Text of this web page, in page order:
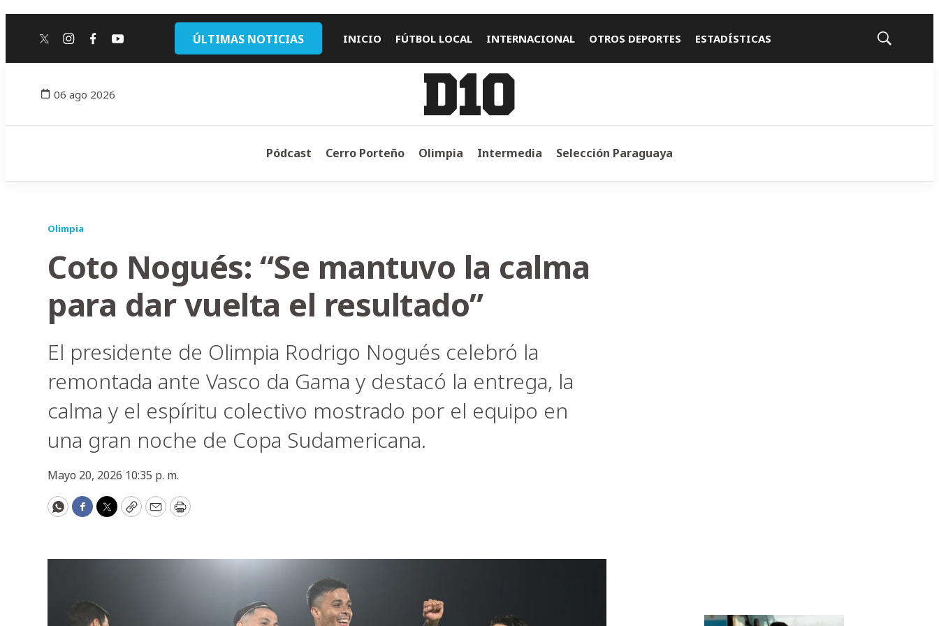
twitterinstagram
facebook
youtube ÚLTIMAS NOTICIAS INICIO FÚTBOL LOCAL INTERNACIONAL OTROS DEPORTES ESTADÍSTICAS
Mostrar
06 ago 2026
Pódcast Cerro Porteño Olimpia Intermedia Selección Paraguaya
Olimpia
Coto Nogués: “Se mantuvo la calma
para dar vuelta el resultado”
El presidente de Olimpia Rodrigo Nogués celebró la
remontada ante Vasco da Gama y destacó la entrega, la
calma y el espíritu colectivo mostrado por el equipo en
una gran noche de Copa Sudamericana.
Mayo 20, 2026 10:35 p. m.
WhatsApp
Facebook
Twitter
CopyEmailPrint